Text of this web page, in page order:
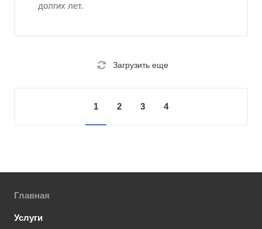
долгих лет.
Загрузить еще
1 2 3 4
Главная
Услуги